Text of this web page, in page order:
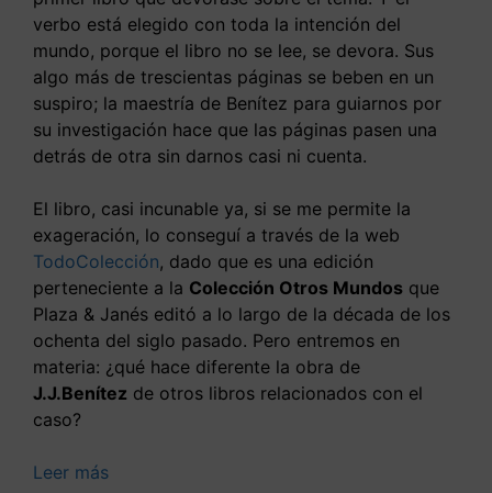
verbo está elegido con toda la intención del
mundo, porque el libro no se lee, se devora. Sus
algo más de trescientas páginas se beben en un
suspiro; la maestría de Benítez para guiarnos por
su investigación hace que las páginas pasen una
detrás de otra sin darnos casi ni cuenta.
El libro, casi incunable ya, si se me permite la
exageración, lo conseguí a través de la web
TodoColección, dado que es una edición
perteneciente a la Colección Otros Mundos que
Plaza & Janés editó a lo largo de la década de los
ochenta del siglo pasado. Pero entremos en
materia: ¿qué hace diferente la obra de
J.J.Benítez de otros libros relacionados con el
caso?
Leer más